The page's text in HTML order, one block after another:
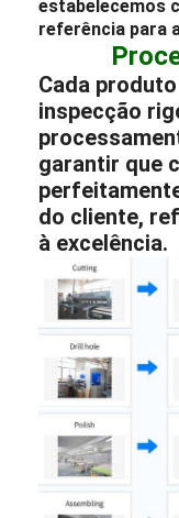
estabelecemos
referência para
Cada
inspecção
garantir que
do cliente,
à excelência.